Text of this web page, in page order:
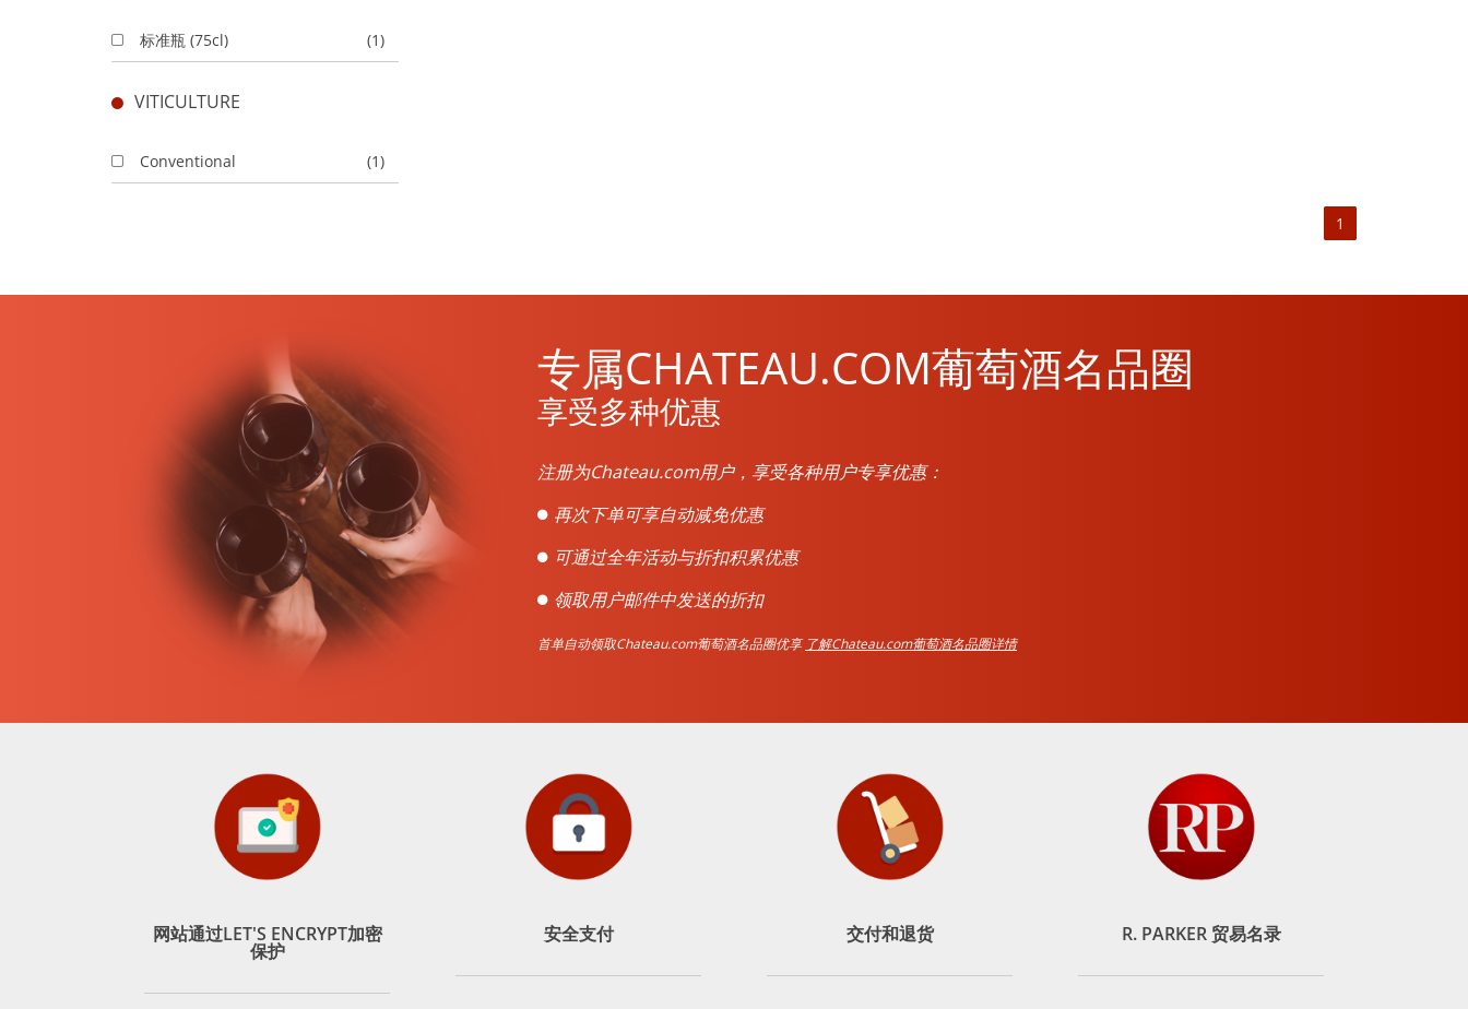
标准瓶 (75cl) (1)
VITICULTURE
Conventional (1)
1
专属CHATEAU.COM葡萄酒名品圈
享受多种优惠
注册为Chateau.com用户，享受各种用户专享优惠：
再次下单可享自动减免优惠
可通过全年活动与折扣积累优惠
领取用户邮件中发送的折扣
首单自动领取Chateau.com葡萄酒名品圈优享 了解Chateau.com葡萄酒名品圈详情
网站通过LET'S ENCRYPT加密
保护
安全支付 交付和退货 R. PARKER 贸易名录